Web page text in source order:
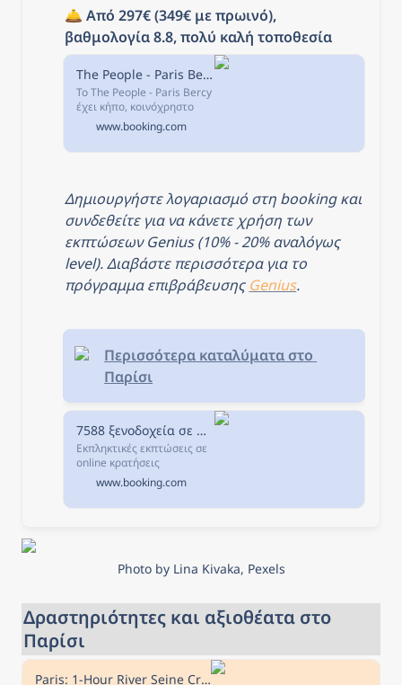
Booking.com.
🛎️ Από 297€ (349€ με πρωινό),
βαθμολογία 8.8, πολύ καλή τοποθεσία
The People - Paris Bercy, Παρίσι, Γαλλία
Το The People - Paris Bercy
έχει κήπο, κοινόχρηστο
χώρο lounge, βεράντα και
μπαρ, στον προορισμό
Παρίσι.
www.booking.com
Δημιουργήστε λογαριασμό στη booking και
συνδεθείτε για να κάνετε χρήση των
εκπτώσεων Genius (10% - 20% αναλόγως
level). Διαβάστε περισσότερα για το
πρόγραμμα επιβράβευσης Genius.
Περισσότερα καταλύματα στο
Παρίσι
7588 ξενοδοχεία σε Παρίσι, Γαλλία.
Εκπληκτικές εκπτώσεις σε
online κρατήσεις
ξενοδοχείων σε Παρίσι,
Γαλλία. Διαθεσιμότητα και
εξαιρετικές τιμές.
τη διαμονή σας.
www.booking.com
Photo by Lina Kivaka, Pexels
Δραστηριότητες και αξιοθέατα στο
Παρίσι
Paris: 1-Hour River Seine Cruise